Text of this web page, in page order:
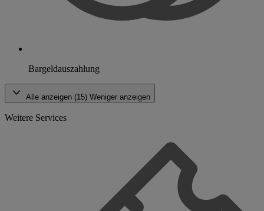
Bargeldauszahlung
Alle anzeigen (15) Weniger anzeigen
Weitere Services